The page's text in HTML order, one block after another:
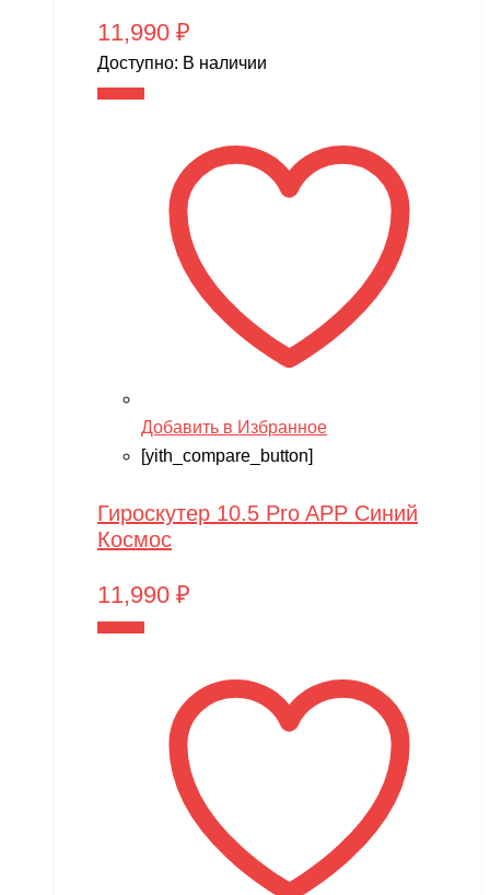
11,990 ₽
Доступно: В наличии
Добавить в Избранное
[yith_compare_button]
Гироскутер 10.5 Pro APP Синий
Космос
11,990 ₽